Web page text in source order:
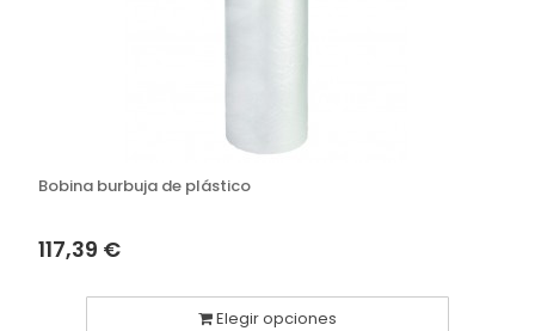
Bobina burbuja de plástico
117,39 €
Elegir opciones